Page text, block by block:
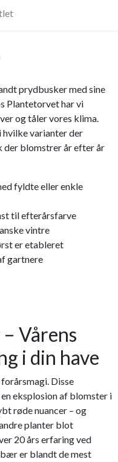
prydbusker med sine
Plantetorvet har vi
og tåler vores klima.
hvilke varianter der
der blomstrer år efter år
fyldte eller enkle
til efterårsfarve
vintre
er etableret
gartnere
Vårens
i din have
Disse
eksplosion af blomster i
røde nuancer – og
planter blot
20 års erfaring ved
er blandt de mest